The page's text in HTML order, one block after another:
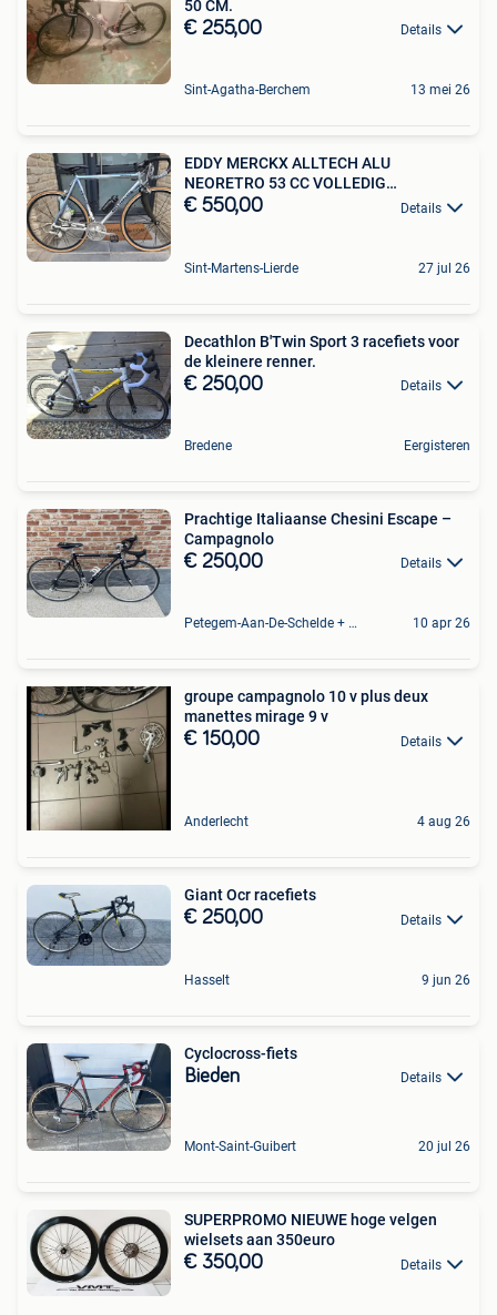
50 CM.
€ 255,00 Details
Sint-Agatha-Berchem 13 mei 26
EDDY MERCKX ALLTECH ALU
NEORETRO 53 CC VOLLEDIG
VERNIEUWD
€ 550,00 Details
Sint-Martens-Lierde 27 jul 26
Decathlon B'Twin Sport 3 racefiets voor
de kleinere renner.
€ 250,00 Details
Bredene Eergisteren
Prachtige Italiaanse Chesini Escape –
Campagnolo
€ 250,00 Details
Petegem-Aan-De-Schelde + Deel Van Oudenaarde 10 apr 26
groupe campagnolo 10 v plus deux
manettes mirage 9 v
€ 150,00 Details
Anderlecht 4 aug 26
Giant Ocr racefiets
€ 250,00 Details
Hasselt 9 jun 26
Cyclocross-fiets
Bieden Details
Mont-Saint-Guibert 20 jul 26
SUPERPROMO NIEUWE hoge velgen
wielsets aan 350euro
€ 350,00 Details